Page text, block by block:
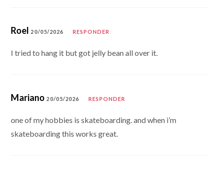
Roel 20/05/2026 RESPONDER
I tried to hang it but got jelly bean all over it.
Mariano 20/05/2026 RESPONDER
one of my hobbies is skateboarding. and when i’m
skateboarding this works great.